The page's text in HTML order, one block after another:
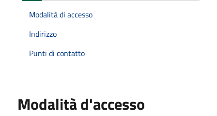
Modalità di accesso
Indirizzo
Punti di contatto
Modalità d'accesso